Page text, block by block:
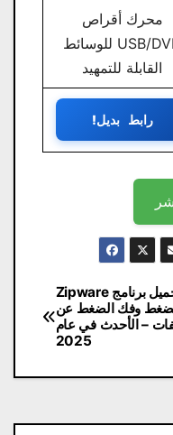
محرك أقراص
USB/DVD للوسائط
القابلة للتمهيد
رابط بديل!
تحميل برنامج Zipware
وفك الضغط عن
– الأحدث في عام
2025